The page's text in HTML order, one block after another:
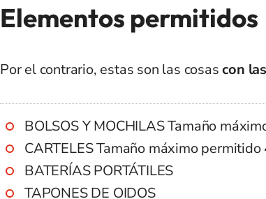
Elementos permitidos
Por el contrario, estas son las cosascon
BOLSOS Y MOCHILAS Tamaño
CARTELES Tamaño máximo
BATERÍAS PORTÁTILES
TAPONES DE OIDOS